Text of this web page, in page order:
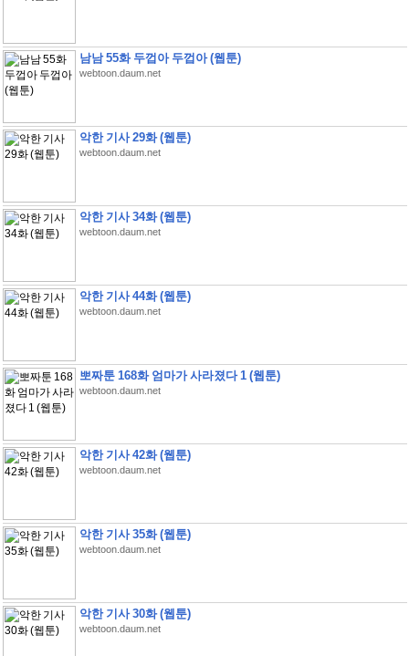
남남 55화 두껍아 두껍아 (웹툰)
webtoon.daum.net
악한 기사 29화 (웹툰)
webtoon.daum.net
악한 기사 34화 (웹툰)
webtoon.daum.net
악한 기사 44화 (웹툰)
webtoon.daum.net
뽀짜툰 168화 엄마가 사라졌다 1 (웹툰)
webtoon.daum.net
악한 기사 42화 (웹툰)
webtoon.daum.net
악한 기사 35화 (웹툰)
webtoon.daum.net
악한 기사 30화 (웹툰)
webtoon.daum.net